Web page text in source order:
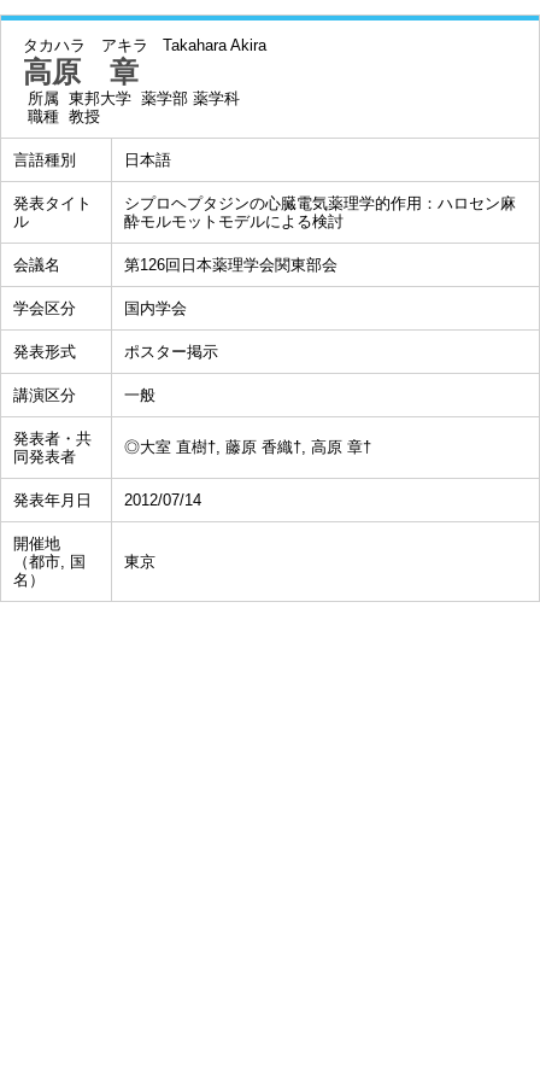
タカハラ アキラ Takahara Akira
高原 章
所属 東邦大学 薬学部 薬学科
職種 教授
言語種別 日本語
発表タイト
ル
シプロヘプタジンの心臓電気薬理学的作用：ハロセン麻
酔モルモットモデルによる検討
会議名 第126回日本薬理学会関東部会
学会区分 国内学会
発表形式 ポスター掲示
講演区分 一般
発表者・共
同発表者
◎大室 直樹†, 藤原 香織†, 高原 章†
発表年月日 2012/07/14
開催地
（都市, 国
名）
東京